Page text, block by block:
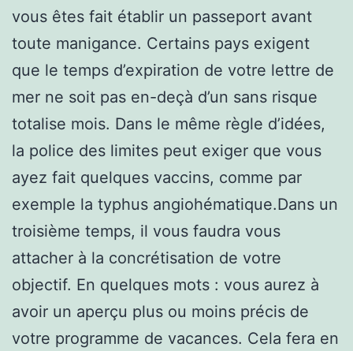
vous êtes fait établir un passeport avant
toute manigance. Certains pays exigent
que le temps d’expiration de votre lettre de
mer ne soit pas en-deçà d’un sans risque
totalise mois. Dans le même règle d’idées,
la police des limites peut exiger que vous
ayez fait quelques vaccins, comme par
exemple la typhus angiohématique.Dans un
troisième temps, il vous faudra vous
attacher à la concrétisation de votre
objectif. En quelques mots : vous aurez à
avoir un aperçu plus ou moins précis de
votre programme de vacances. Cela fera en